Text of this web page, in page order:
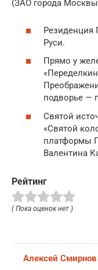
(ЗАО города
Резиденция
Руси.
Прямо у
подворье —
Святой
«Святой
платформы
Валентина
Рейтинг
( Пока оценок нет )
Алексей Смирнов